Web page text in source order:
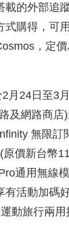
載的外部追
式購得，可
，定
月24日至3
及網路商店
無限訂
價新台幣
通用無線
有活動加碼
動旅行兩用